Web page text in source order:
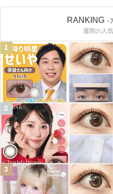
RANKING -
週間の人
1
2
3